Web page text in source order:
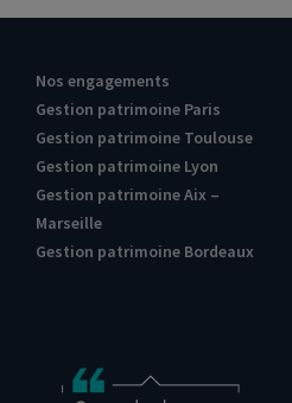
Nos engagements
Gestion patrimoine Paris
Gestion patrimoine Toulouse
Gestion patrimoine Lyon
Gestion patrimoine Aix –
Marseille
Gestion patrimoine Bordeaux